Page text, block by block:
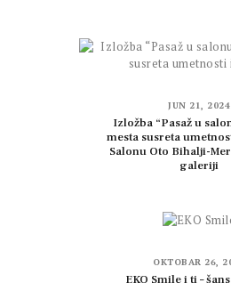
JUN 21, 2024
Izložba “Pasaž u
mesta susreta
Salonu Oto Bihalji-
galeriji
OKTOBAR 26,
EKO Smile i ti –